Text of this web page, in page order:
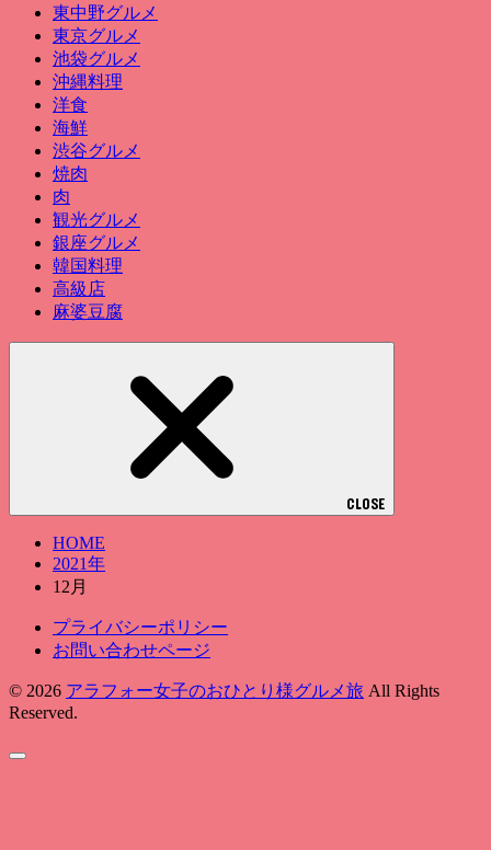
東中野グルメ
東京グルメ
池袋グルメ
沖縄料理
洋食
海鮮
渋谷グルメ
焼肉
肉
観光グルメ
銀座グルメ
韓国料理
高級店
麻婆豆腐
CLOSE
HOME
2021年
12月
プライバシーポリシー
お問い合わせページ
© 2026 アラフォー女子のおひとり様グルメ旅 All Rights
Reserved.